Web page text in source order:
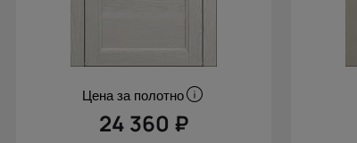
Цена за полотно
24 360 ₽